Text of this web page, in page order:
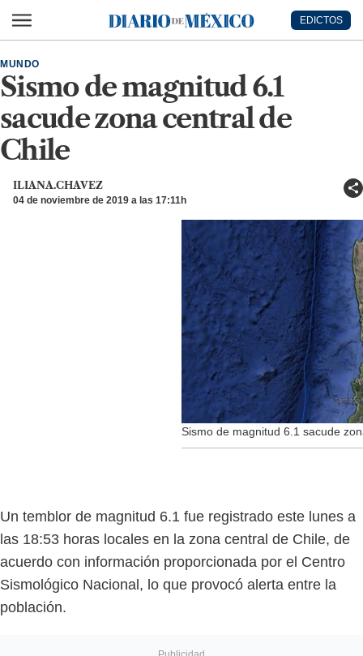
Diario de México
EDICTOS
Sismo de magnitud 6.1
sacude zona central de
Chile
MUNDO
ILIANA.CHAVEZ
04 de noviembre de 2019 a las 17:11h
Sismo de magnitud 6.1 sacude
Un temblor de magnitud 6.1 fue registrado este lunes a
las 18:53 horas locales en la zona central de Chile, de
acuerdo con información proporcionada por el Centro
Sismológico Nacional, lo que provocó alerta entre la
población.